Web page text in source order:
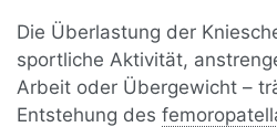
Die Überlastung der
sportliche Aktivität,
Arbeit oder Übergewicht –
Entstehung des